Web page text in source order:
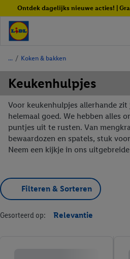
Ontdek dagelijks nieuwe acties! |
/ Koken & bakken
Keukenhulpjes
Voor keukenhulpjes allerhande
helemaal goed. We hebben alles
puntjes uit te rusten. Van
bewaardozen en spatels, stuk
Neem een kijkje in ons
Filteren & Sorteren
Gesorteerd op: Relevantie